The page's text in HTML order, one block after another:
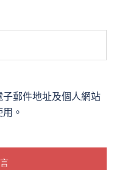
郵件地址及個人網站
。